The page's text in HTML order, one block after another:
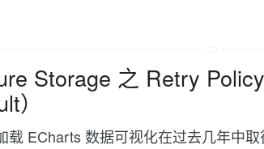
Storage 之 Retry
）
载 ECharts 数据可视化在过去几年中